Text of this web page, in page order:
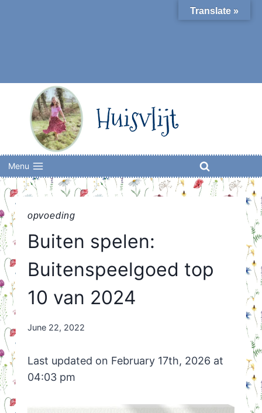
Huisvlijt
Menu
opvoeding
Buiten spelen:
Buitenspeelgoed top
10 van 2024
By
June 22, 2022
Last updated on February 17th, 2026 at
04:03 pm
Translate »